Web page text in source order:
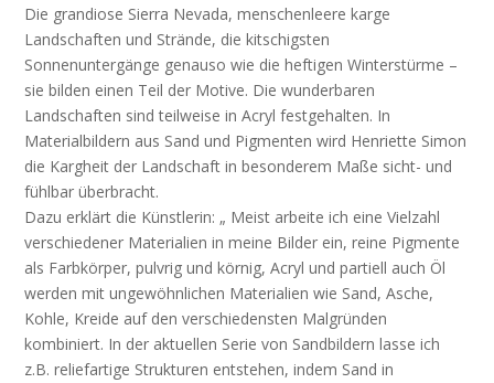
Die grandiose Sierra Nevada, menschenleere karge
Landschaften und Strände, die kitschigsten
Sonnenuntergänge genauso wie die heftigen Winterstürme –
sie bilden einen Teil der Motive. Die wunderbaren
Landschaften sind teilweise in Acryl festgehalten. In
Materialbildern aus Sand und Pigmenten wird Henriette Simon
die Kargheit der Landschaft in besonderem Maße sicht- und
fühlbar überbracht.
Dazu erklärt die Künstlerin: „ Meist arbeite ich eine Vielzahl
verschiedener Materialien in meine Bilder ein, reine Pigmente
als Farbkörper, pulvrig und körnig, Acryl und partiell auch Öl
werden mit ungewöhnlichen Materialien wie Sand, Asche,
Kohle, Kreide auf den verschiedensten Malgründen
kombiniert. In der aktuellen Serie von Sandbildern lasse ich
z.B. reliefartige Strukturen entstehen, indem Sand in